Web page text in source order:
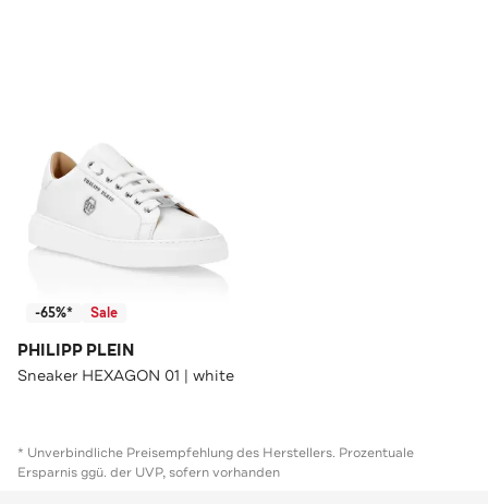
-65%* Sale
PHILIPP PLEIN
Sneaker HEXAGON 01 | white
* Unverbindliche Preisempfehlung des Herstellers. Prozentuale
Ersparnis ggü. der UVP, sofern vorhanden